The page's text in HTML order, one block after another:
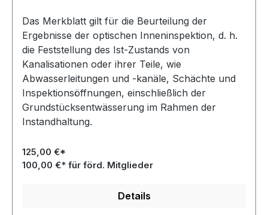
Das Merkblatt gilt für die Beurteilung der
Ergebnisse der optischen Inneninspektion, d. h.
die Feststellung des Ist-Zustands von
Kanalisationen oder ihrer Teile, wie
Abwasserleitungen und -kanäle, Schächte und
Inspektionsöffnungen, einschließlich der
Grundstücksentwässerung im Rahmen der
Instandhaltung.
125,00 €*
100,00 €* für förd. Mitglieder
Details